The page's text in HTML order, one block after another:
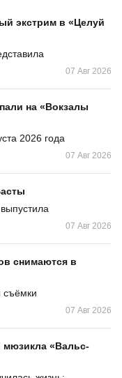
экстрим в «Целуй
07 Авг 2026
на «Вокзалы
2026 года
07 Авг 2026
07 Авг 2026
снимаются в
съёмки
07 Авг 2026
«Вальс-